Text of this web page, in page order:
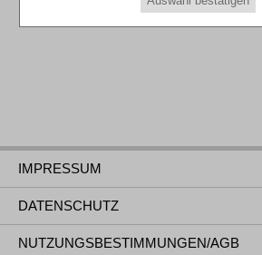
IMPRESSUM
DATENSCHUTZ
NUTZUNGSBESTIMMUNGEN/AGB